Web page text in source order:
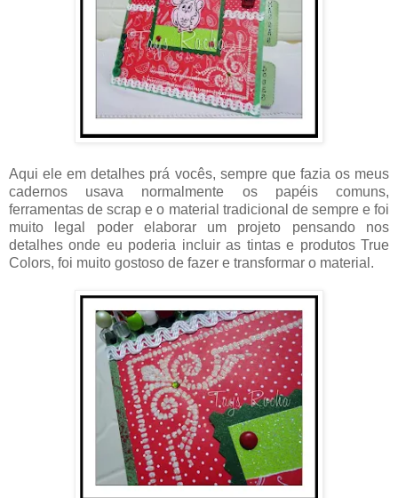
Aqui ele em detalhes prá vocês, sempre que fazia os meus
cadernos usava normalmente os papéis comuns,
ferramentas de scrap e o material tradicional de sempre e foi
muito legal poder elaborar um projeto pensando nos
detalhes onde eu poderia incluir as tintas e produtos True
Colors, foi muito gostoso de fazer e transformar o material.